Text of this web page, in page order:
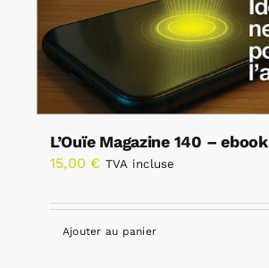
L’Ouïe Magazine 140 – ebook
15,00 € TVA incluse
Ajouter au panier